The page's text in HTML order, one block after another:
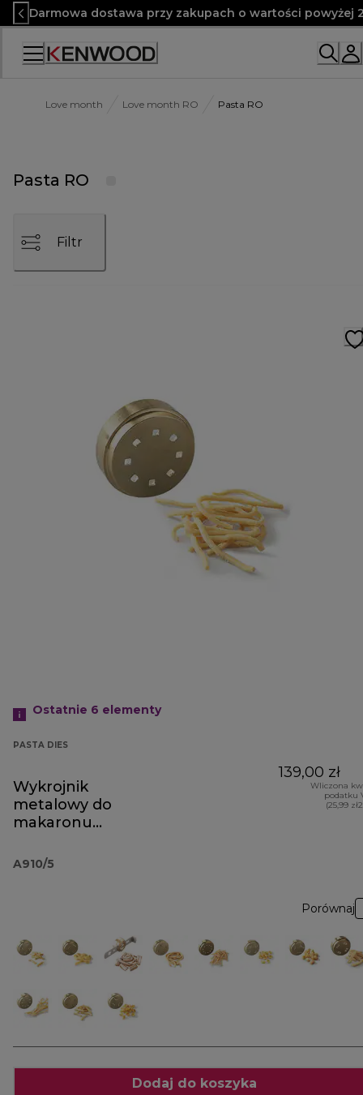
Skip
to
Content
Darmowa dostawa przy zakupach o wartości powyżej
Love month Love month RO Pasta RO
Pasta RO
Filtr
Ostatnie 6 elementy
PASTA DIES
Wykrojnik
metalowy do
makaronu
AA910
A910/5
139,00 zł
Wliczona
podatku
(25,99
Porównaj
Dodaj do koszyka